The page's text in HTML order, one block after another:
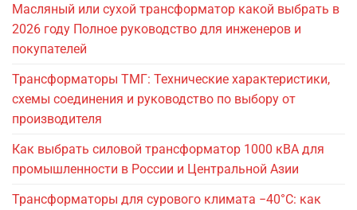
Масляный или сухой трансформатор какой выбрать в
2026 году Полное руководство для инженеров и
покупателей
Трансформаторы ТМГ: Технические характеристики,
схемы соединения и руководство по выбору от
производителя
Как выбрать силовой трансформатор 1000 кВА для
промышленности в России и Центральной Азии
Трансформаторы для сурового климата −40°C: как